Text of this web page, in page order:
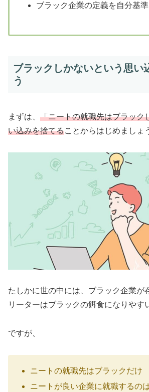
ブラック企業の定義を自分基
ブラックしかないという思い
う
まずは、 「ニートの就職先はブラック
い込みを捨てることからはじめましょ
たしかに世の中には、ブラック企業が
リーターはブラックの餌食になりやす
ですが、
ニートの就職先はブラックだけ
ニートが良い企業に就職するの